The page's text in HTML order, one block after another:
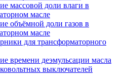
массовой доли влаги в
масле
объёмной доли газов в
масле
для трансформаторного
времени деэмульсации масла
выключателей